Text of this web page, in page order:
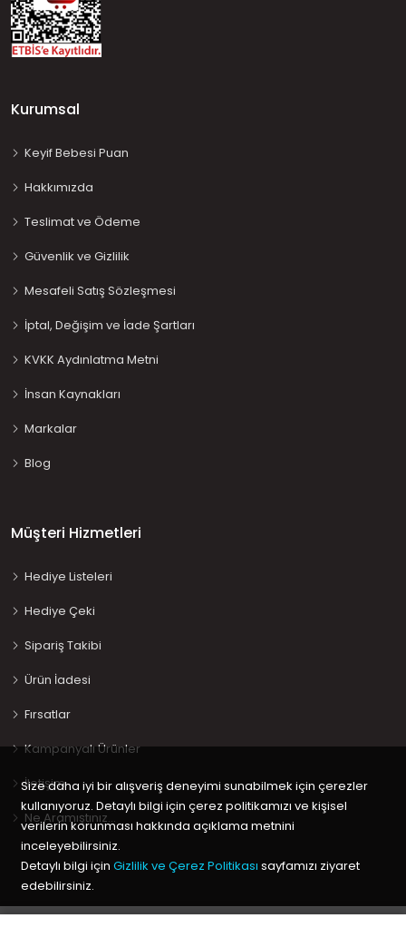
Kurumsal
Keyif Bebesi Puan
Hakkımızda
Teslimat ve Ödeme
Güvenlik ve Gizlilik
Mesafeli Satış Sözleşmesi
İptal, Değişim ve İade Şartları
KVKK Aydınlatma Metni
İnsan Kaynakları
Markalar
Blog
Müşteri Hizmetleri
Hediye Listeleri
Hediye Çeki
Sipariş Takibi
Ürün İadesi
Fırsatlar
Kampanyalı Ürünler
İletişim
Ne Aramıştınız…
Copyright © 2020 Keyif Bebesi | Kids & Toys, GeliştiriciKabuk
Size daha iyi bir alışveriş deneyimi sunabilmek için çerezler
kullanıyoruz. Detaylı bilgi için çerez politikamızı ve kişisel
verilerin korunması hakkında açıklama metnini
inceleyebilirsiniz.
Detaylı bilgi için Gizlilik ve Çerez Politikası sayfamızı ziyaret
edebilirsiniz.